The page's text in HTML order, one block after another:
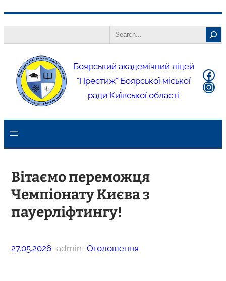
Боярський академічний ліцей
"Престиж" Боярської міської
ради Київської області
Вітаємо переможця
Чемпіонату Києва з
пауерліфтингу!
27.05.2026–admin–Оголошення